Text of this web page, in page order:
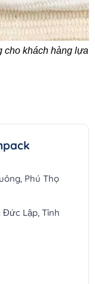
cho khách hàng lựa
Phú Thọ
Đức Lập, Tỉnh